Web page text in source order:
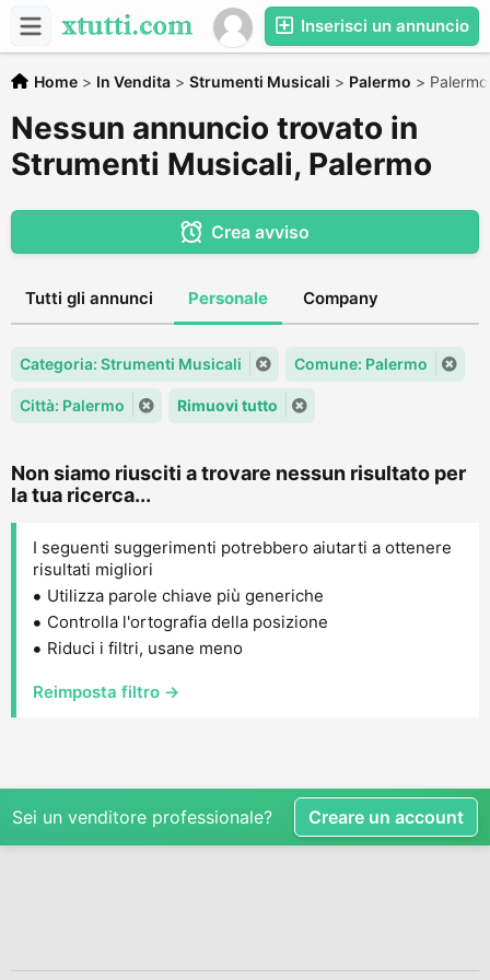
Inserisci un annuncio
Home > In Vendita > Strumenti Musicali > Palermo > Palermo
Nessun annuncio trovato in
Strumenti Musicali, Palermo
Crea avviso
Tutti gli annunci Personale Company
Categoria: Strumenti Musicali Comune: Palermo
Città: Palermo Rimuovi tutto
Non siamo riusciti a trovare nessun risultato per
la tua ricerca...
I seguenti suggerimenti potrebbero aiutarti a ottenere
risultati migliori
Utilizza parole chiave più generiche
Controlla l'ortografia della posizione
Riduci i filtri, usane meno
Reimposta filtro →
Sei un venditore professionale? Creare un account